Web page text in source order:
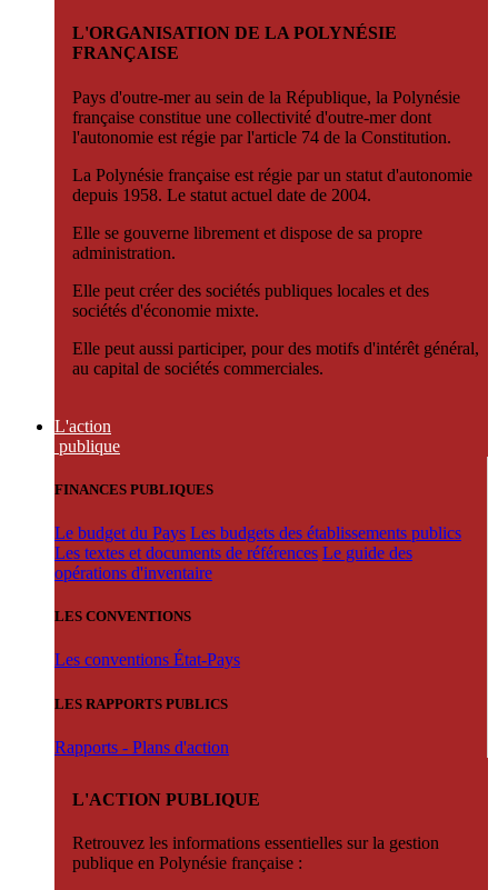
L'ORGANISATION DE LA POLYNÉSIE
FRANÇAISE
Pays d'outre-mer au sein de la République, la Polynésie
française constitue une collectivité d'outre-mer dont
l'autonomie est régie par l'article 74 de la Constitution.
La Polynésie française est régie par un statut d'autonomie
depuis 1958. Le statut actuel date de 2004.
Elle se gouverne librement et dispose de sa propre
administration.
Elle peut créer des sociétés publiques locales et des
sociétés d'économie mixte.
Elle peut aussi participer, pour des motifs d'intérêt général,
au capital de sociétés commerciales.
L'action
publique
FINANCES PUBLIQUES
Le budget du Pays Les budgets des établissements publics
Les textes et documents de références Le guide des
opérations d'inventaire
LES CONVENTIONS
Les conventions État-Pays
LES RAPPORTS PUBLICS
Rapports - Plans d'action
L'ACTION PUBLIQUE
Retrouvez les informations essentielles sur la gestion
publique en Polynésie française :